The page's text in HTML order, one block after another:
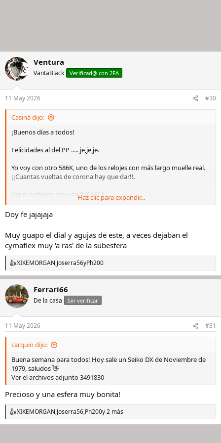
Ventura
VantaBlack Verificad@ con 2FA
11 May 2026 #30
Casiná dijo:
¡Buenos días a todos!
Felicidades al del PP ..... je,je,je.
Yo voy con otro 586K, uno de los relojes con más largo muelle real.
¡¡Cuantas vueltas de corona hay que dar!!.
Ver el archivos adjunto 3491662
Un saludo desde Sevilla.
Haz clic para expandir...
Doy fe jajajaja
Muy guapo el dial y agujas de este, a veces dejaban el
cymaflex muy 'a ras' de la subesfera
R
e
a
c
c
i
e
s
KIKEMORGAN,Joserra56yPh200
Ferrari66
De la casa Sin verificar
11 May 2026 #31
carquin dijo:
Buena semana para todos! Hoy sale un Seiko DX de Noviembre de
1979, saludos 👋
Ver el archivos adjunto 3491830
Precioso y una esfera muy bonita!
R
e
KIKEMORGAN,Joserra56,Ph200y 2 más